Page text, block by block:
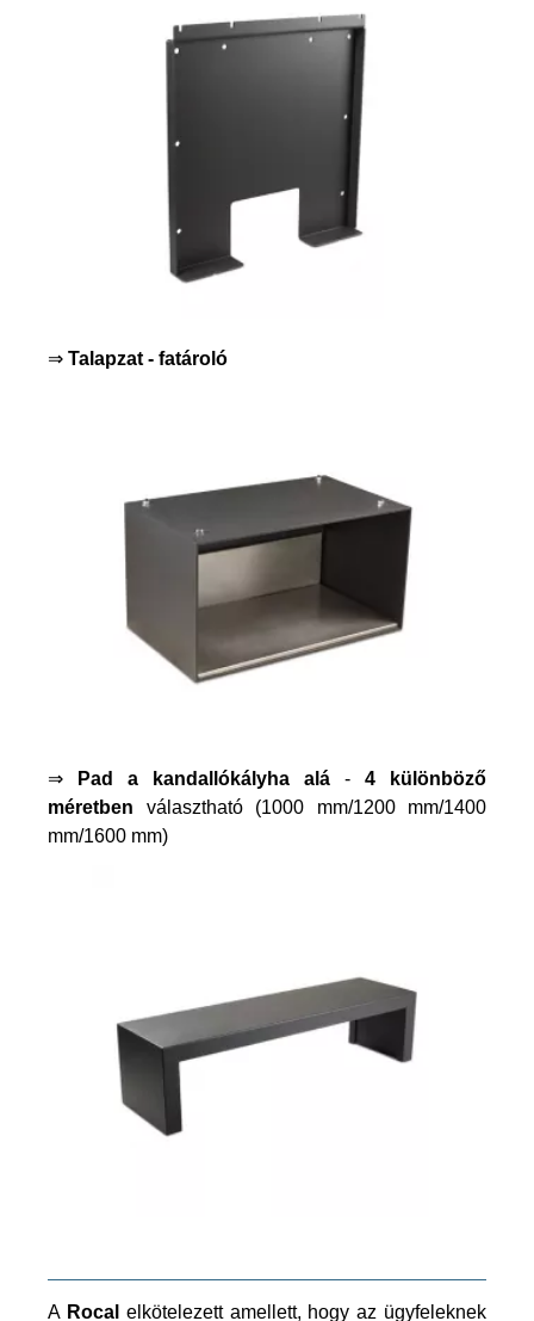
⇒ Talapzat - fatároló
⇒ Pad a kandallókályha alá - 4 különböző
méretben választható (1000 mm/1200 mm/1400
mm/1600 mm)
A Rocal elkötelezett amellett, hogy az ügyfeleknek